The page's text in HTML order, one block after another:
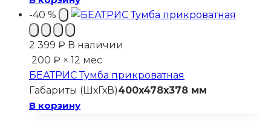
-40 %
2 399 ₽ В наличии
200 ₽ × 12 мес
БЕАТРИС Тумба прикроватная
Габариты (ШхГхВ)400x478x378 мм
В корзину